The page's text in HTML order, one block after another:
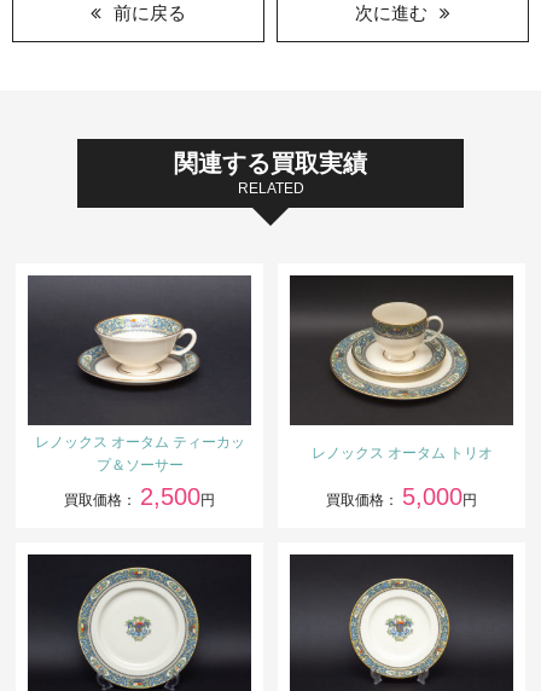
前に戻る 次に進む
関連する買取実績
RELATED
レノックス オータム ティーカッ
プ＆ソーサー
買取価格： 2,500円
レノックス オータム トリオ
買取価格： 5,000円